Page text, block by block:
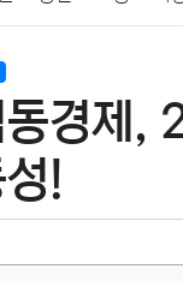
종교 사회 정치
동경제,
!